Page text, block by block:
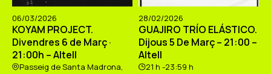
06/03/2026
KOYAM PROJECT.
Divendres 6 de Març ·
21:00h – Altell
Passeig de Santa Madrona,
28/02/2026
GUAJIRO TRÍO ELÁSTICO.
Dijous 5 De Març – 21:00 –
Altell
21 h -23:59 h